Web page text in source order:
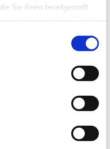
Sie ihnen bereitgestellt
Viktoria-